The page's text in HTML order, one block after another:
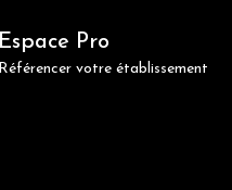
Espace Pro
Référencer votre établissement